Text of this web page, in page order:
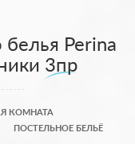
Perina
3пр
КОМНАТА
ПОСТЕЛЬНОЕ БЕЛЬЁ